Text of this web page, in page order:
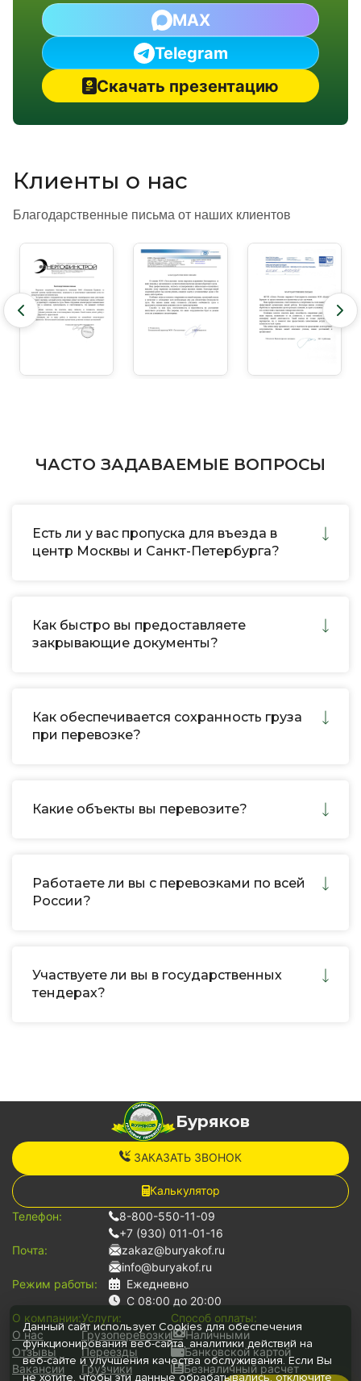
MAX
Telegram
Скачать презентацию
Клиенты о нас
Благодарственные письма от наших клиентов
ЧАСТО ЗАДАВАЕМЫЕ ВОПРОСЫ
Есть ли у вас пропуска для въезда в
центр Москвы и Санкт-Петербурга?
Как быстро вы предоставляете
закрывающие документы?
Как обеспечивается сохранность груза
при перевозке?
Какие объекты вы перевозите?
Работаете ли вы с перевозками по всей
России?
Участвуете ли вы в государственных
тендерах?
Буряков
ЗАКАЗАТЬ ЗВОНОК
Калькулятор
Телефон:
8-800-550-11-09
+7 (930) 011-01-16
Почта:
zakaz@buryakof.ru
info@buryakof.ru
Режим работы:
Ежедневно
С 08:00 до 20:00
О компании:
О нас
Отзывы
Вакансии
Услуги:
Грузоперевозки
Переезды
Грузчики
Способ оплаты:
Наличными
Банковской картой
Безналичный расчет
Данный сайт использует Cookies для обеспечения
функционирования веб-сайта, аналитики действий на
веб-сайте и улучшения качества обслуживания. Если Вы
не хотите, чтобы эти данные обрабатывались, отключите